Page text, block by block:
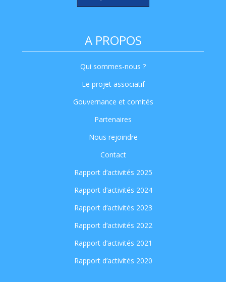
A PROPOS
Qui sommes-nous ?
Le projet associatif
Gouvernance et comités
Partenaires
Nous rejoindre
Contact
Rapport d’activités 2025
Rapport d’activités 2024
Rapport d’activités 2023
Rapport d’activités 2022
Rapport d’activités 2021
Rapport d’activités 2020